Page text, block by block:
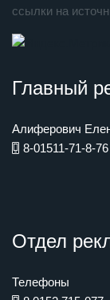
ссылки на
Главный
Алиферович
8-01511-71-8-76
Отдел
Телефоны